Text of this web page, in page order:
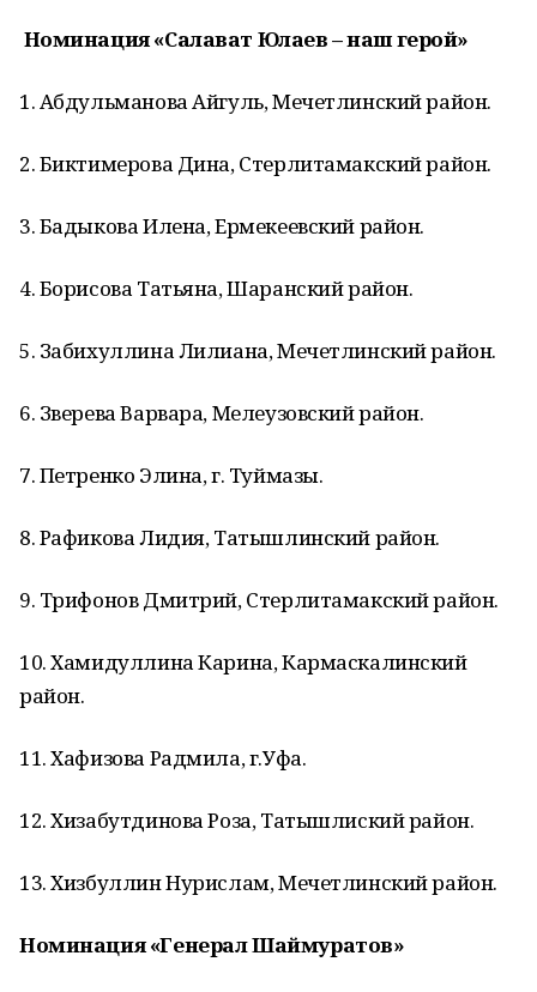
Номинация «Салават Юлаев – наш герой»
1. Абдульманова Айгуль, Мечетлинский район.
2. Биктимерова Дина, Стерлитамакский район.
3. Бадыкова Илена, Ермекеевский район.
4. Борисова Татьяна, Шаранский район.
5. Забихуллина Лилиана, Мечетлинский район.
6. Зверева Варвара, Мелеузовский район.
7. Петренко Элина, г. Туймазы.
8. Рафикова Лидия, Татышлинский район.
9. Трифонов Дмитрий, Стерлитамакский район.
10. Хамидуллина Карина, Кармаскалинский
район.
11. Хафизова Радмила, г.Уфа.
12. Хизабутдинова Роза, Татышлиский район.
13. Хизбуллин Нурислам, Мечетлинский район.
Номинация «Генерал Шаймуратов»